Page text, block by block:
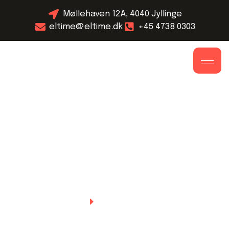
Møllehaven 12A, 4040 Jyllinge
eltime@eltime.dk
+45 4738 0303